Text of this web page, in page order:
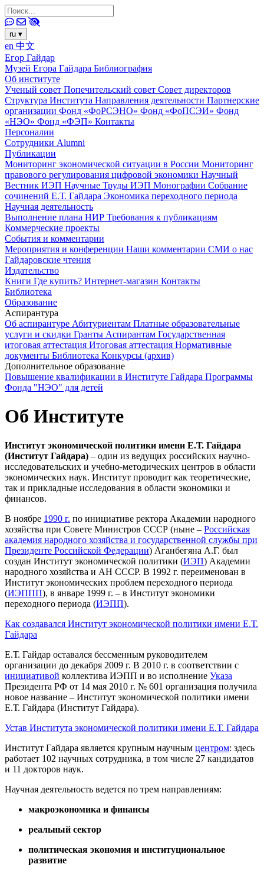
ru ▾
en 中文
Егор Гайдар
Музей Егора Гайдара Библиография
Об институте
Ученый совет Попечительский совет Совет директоров
Структура Института Направления деятельности Партнерские
организации Фонд «ФоРСЭНО» Фонд «ФоПСЭИ» Фонд
«НЭО» Фонд «ФЭП» Контакты
Персоналии
Сотрудники Alumni
Публикации
Мониторинг экономической ситуации в России Мониторинг
правового регулирования цифровой экономики Научный
Вестник ИЭП Научные Труды ИЭП Монографии Собрание
сочинений Е.Т. Гайдара Экономика переходного периода
Научная деятельность
Выполнение плана НИР Требования к публикациям
Коммерческие проекты
События и комментарии
Мероприятия и конференции Наши комментарии СМИ о нас
Гайдаровские чтения
Издательство
Книги Где купить? Интернет-магазин Контакты
Библиотека
Образование
Аспирантура
Об аспирантуре Абитуриентам Платные образовательные
услуги и скидки Гранты Аспирантам Государственная
итоговая аттестация Итоговая аттестация Нормативные
документы Библиотека Конкурсы (архив)
Дополнительное образование
Повышение квалификации в Институте Гайдара Программы
Фонда "НЭО" для детей
Об Институте
Институт экономической политики имени Е.Т. Гайдара
(Институт Гайдара) – один из ведущих российских научно-
исследовательских и учебно-методических центров в области
экономических наук. Институт проводит как теоретические,
так и прикладные исследования в области экономики и
финансов.
В ноябре 1990 г. по инициативе ректора Академии народного
хозяйства при Совете Министров СССР (ныне – Российская
академия народного хозяйства и государственной службы при
Президенте Российской Федерации) Аганбегяна А.Г. был
создан Институт экономической политики (ИЭП) Академии
народного хозяйства и АН СССР. В 1992 г. переименован в
Институт экономических проблем переходного периода
(ИЭППП), в январе 1999 г. – в Институт экономики
переходного периода (ИЭПП).
Как создавался Институт экономической политики имени Е.Т.
Гайдара
Е.Т. Гайдар оставался бессменным руководителем
организации до декабря 2009 г. В 2010 г. в соответствии с
инициативой коллектива ИЭПП и во исполнение Указа
Президента РФ от 14 мая 2010 г. № 601 организация получила
новое название – Институт экономической политики имени
Е.Т. Гайдара (Институт Гайдара).
Устав Института экономической политики имени Е.Т. Гайдара
Институт Гайдара является крупным научным центром: здесь
работает 102 научных сотрудника, в том числе 27 кандидатов
и 11 докторов наук.
Научная деятельность ведется по трем направлениям:
макроэкономика и финансы
реальный сектор
политическая экономия и институциональное
развитие